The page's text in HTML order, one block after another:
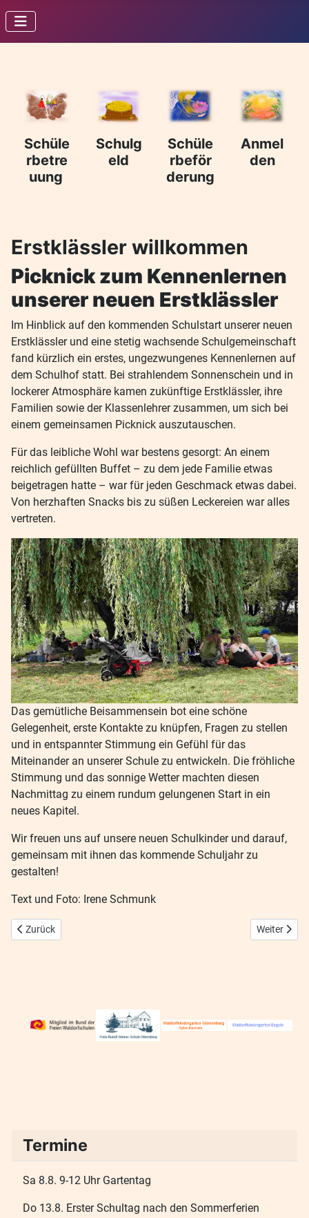
Schüle
rbetre
uung
Schulg
eld
Schüle
rbeför
derung
Anmel
den
Erstklässler willkommen
Picknick zum Kennenlernen
unserer neuen Erstklässler
Im Hinblick auf den kommenden Schulstart unserer neuen
Erstklässler und eine stetig wachsende Schulgemeinschaft
fand kürzlich ein erstes, ungezwungenes Kennenlernen auf
dem Schulhof statt. Bei strahlendem Sonnenschein und in
lockerer Atmosphäre kamen zukünftige Erstklässler, ihre
Familien sowie der Klassenlehrer zusammen, um sich bei
einem gemeinsamen Picknick auszutauschen.
Für das leibliche Wohl war bestens gesorgt: An einem
reichlich gefüllten Buffet – zu dem jede Familie etwas
beigetragen hatte – war für jeden Geschmack etwas dabei.
Von herzhaften Snacks bis zu süßen Leckereien war alles
vertreten.
Das gemütliche Beisammensein bot eine schöne
Gelegenheit, erste Kontakte zu knüpfen, Fragen zu stellen
und in entspannter Stimmung ein Gefühl für das
Miteinander an unserer Schule zu entwickeln. Die fröhliche
Stimmung und das sonnige Wetter machten diesen
Nachmittag zu einem rundum gelungenen Start in ein
neues Kapitel.
Wir freuen uns auf unsere neuen Schulkinder und darauf,
gemeinsam mit ihnen das kommende Schuljahr zu
gestalten!
Text und Foto: Irene Schmunk
Vorheriger Beitrag: Elternschule
Zurück Nächster
Weiter
Termine
Sa 8.8. 9-12 Uhr Gartentag
Do 13.8. Erster Schultag nach den Sommerferien